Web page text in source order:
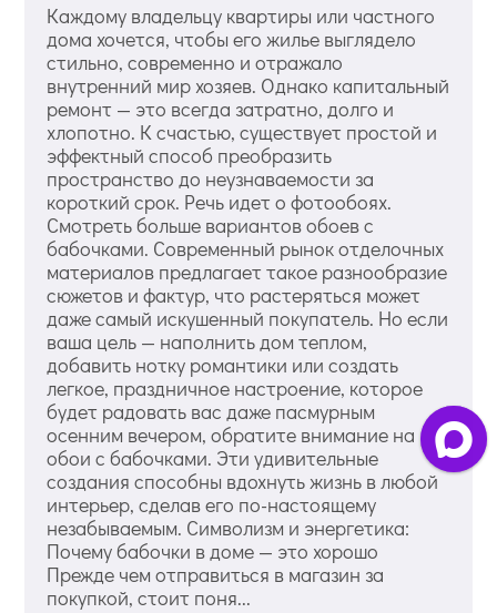
Каждому владельцу квартиры или частного
дома хочется, чтобы его жилье выглядело
стильно, современно и отражало
внутренний мир хозяев. Однако капитальный
ремонт — это всегда затратно, долго и
хлопотно. К счастью, существует простой и
эффектный способ преобразить
пространство до неузнаваемости за
короткий срок. Речь идет о фотообоях.
Смотреть больше вариантов обоев с
бабочками. Современный рынок отделочных
материалов предлагает такое разнообразие
сюжетов и фактур, что растеряться может
даже самый искушенный покупатель. Но если
ваша цель — наполнить дом теплом,
добавить нотку романтики или создать
легкое, праздничное настроение, которое
будет радовать вас даже пасмурным
осенним вечером, обратите внимание на
обои с бабочками. Эти удивительные
создания способны вдохнуть жизнь в любой
интерьер, сделав его по-настоящему
незабываемым. Символизм и энергетика:
Почему бабочки в доме — это хорошо
Прежде чем отправиться в магазин за
покупкой, стоит поня...